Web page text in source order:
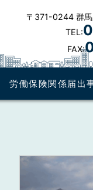
〒371-0244 群
TEL:
FAX:
労働保険関係届出